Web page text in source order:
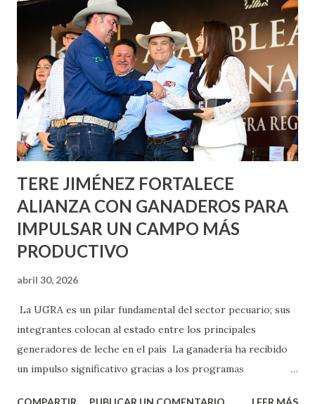
informó que en este programa se usarán cerca de 90 mil
metros cuadrados de pintura, para dar inicio en la calle
Nieto, entre Jesús F. Elizondo y la calle 22 de Octubre, con
lo que se aplicará pintura en 66 casas. Posteriormente se
llevará este programa a Villas de Nuestra Señora de la
Asunción, Avenida Alameda y Decreto 27 de Septiembre, en
los edificios FOVISSSTE Ojo de Agua, en la comunidad
Norias de Paso Hondo y en los edificios de...
TERE JIMÉNEZ FORTALECE
ALIANZA CON GANADEROS PARA
IMPULSAR UN CAMPO MÁS
PRODUCTIVO
abril 30, 2026
La UGRA es un pilar fundamental del sector pecuario; sus
integrantes colocan al estado entre los principales
generadores de leche en el país La ganadería ha recibido
un impulso significativo gracias a los programas